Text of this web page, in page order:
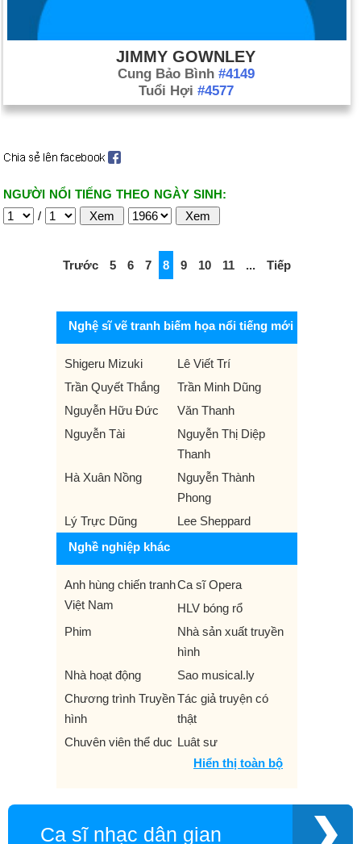
JIMMY GOWNLEY
Cung Bảo Bình #4149
Tuổi Hợi #4577
NGƯỜI NỔI TIẾNG THEO NGÀY SINH:
/
Trước 5 6 7 8 9 10 11 ... Tiếp
Nghệ sĩ vẽ tranh biếm họa nổi tiếng mới
Shigeru Mizuki
Lê Viết Trí
Trần Quyết Thắng
Trần Minh Dũng
Nguyễn Hữu Đức
Văn Thanh
Nguyễn Tài
Nguyễn Thị Diệp
Thanh
Hà Xuân Nồng
Nguyễn Thành
Phong
Lý Trực Dũng
Lee Sheppard
Nghề nghiệp khác
Anh hùng chiến tranh
Việt Nam
Ca sĩ Opera
HLV bóng rổ
Phim
Nhà sản xuất truyền
hình
Nhà hoạt động
Sao musical.ly
Chương trình Truyền
hình
Tác giả truyện có
thật
Chuyên viên thể dục Luật sư
Lãnh đạo quyền dân
Thầy phù thủy
Nhà văn
Rapper
VĐV bơi lội
Hiển thị toàn bộ
Ca sĩ nhạc dân gian